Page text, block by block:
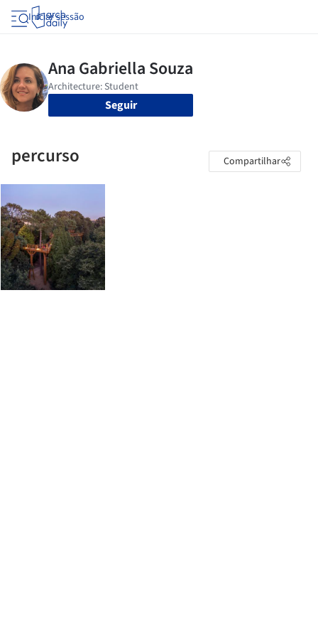
Iniciar sessão
Seguir
percurso Compartilhar